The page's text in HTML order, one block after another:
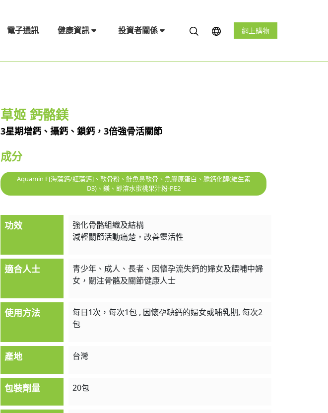
電子通訊 健康資訊 投資者關係 網上購物
草姬 鈣骼鎂
3星期增鈣、攝鈣、鎖鈣，3倍強骨活關節
成分
Aquamin F[海藻鈣/紅藻鈣]、軟骨粉、鮭魚鼻軟骨、魚膠原蛋白、膽鈣化醇(維生素
D3)、鎂、即溶水蜜桃果汁粉-PE2
功效
強化骨骼組織及結構
減輕關節活動痛楚，改善靈活性
適合人士
青少年、成人、長者、因懷孕流失鈣的婦女及餵哺中婦
女，關注骨骼及關節健康人士
使用方法
每日1次，每次1包 , 因懷孕缺鈣的婦女或哺乳期, 每次2
包
產地 台灣
包裝劑量 20包